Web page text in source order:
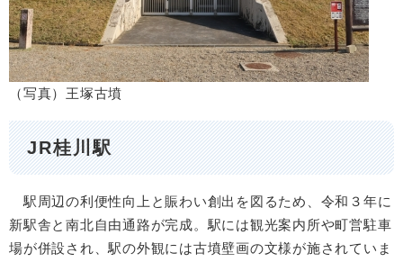
（写真）王塚古墳
JR桂川駅
駅周辺の利便性向上と賑わい創出を図るため、令和３年に
新駅舎と南北自由通路が完成。駅には観光案内所や町営駐車
場が併設され、駅の外観には古墳壁画の文様が施されていま